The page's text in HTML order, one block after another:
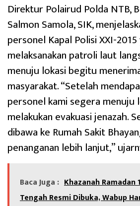
Direktur Polairud Polda NTB,
Salmon Samola, SIK,
personel Kapal Polisi XXI-
melaksanakan patroli laut
menuju lokasi begitu
masyarakat. “Setelah
personel kami segera menuju
melakukan evakuasi jenazah.
dibawa ke Rumah Sakit
penanganan lebih lanjut,”
Baca Juga : Khazanah
Tengah Resmi Dibuka, Wabup